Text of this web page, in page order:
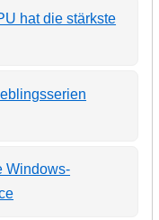
hat die stärkste
Windows-